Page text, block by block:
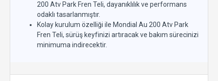
200 Atv Park Fren Teli, dayanıklılık ve performans
odaklı tasarlanmıştır.
Kolay kurulum özelliği ile Mondial Au 200 Atv Park
Fren Teli, sürüş keyfinizi artıracak ve bakım sürecinizi
minimuma indirecektir.